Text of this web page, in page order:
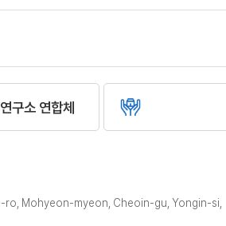
구소 연합체
ro, Mohyeon-myeon, Cheoin-gu, Yongin-si,